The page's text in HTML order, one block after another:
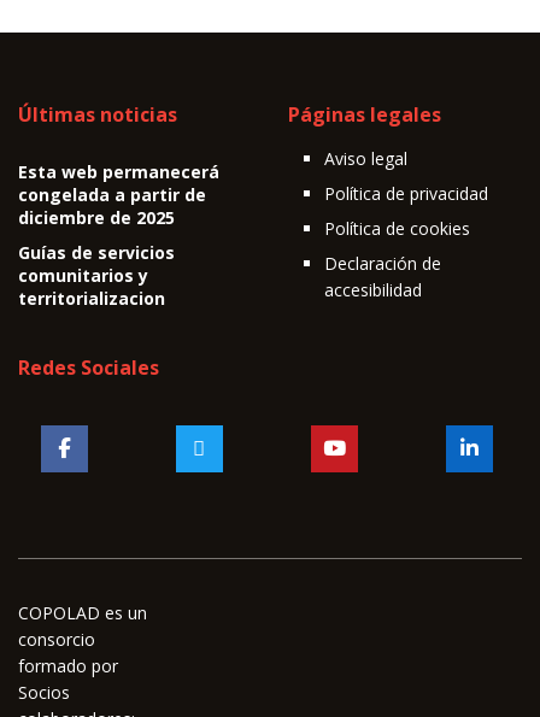
Últimas noticias
Esta web permanecerá
congelada a partir de
diciembre de 2025
Guías de servicios
comunitarios y
territorializacion
Páginas legales
Aviso legal
Política de privacidad
Política de cookies
Declaración de
accesibilidad
Redes Sociales
COPOLAD es un
consorcio
formado por
Socios